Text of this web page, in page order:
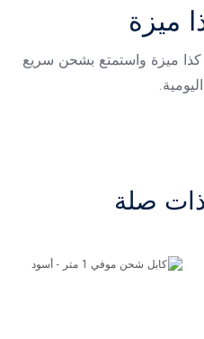
ميزة
ميزة واستمتع بشحن سريع
صلة